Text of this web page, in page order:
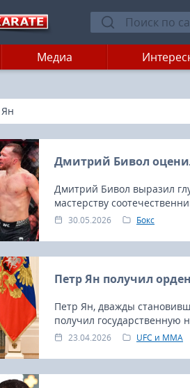
Медиа
Дмитрий Бивол
Дмитрий Бивол выразил
мастерству
30.05.2026 Бокс
Петр Ян получил
Петр Ян, дважды
получил государственную
Кремле вместе с другими
23.04.2026 UFC и MMA